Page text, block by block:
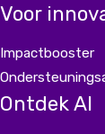
Voor
Impactbooster
Ontdek AI